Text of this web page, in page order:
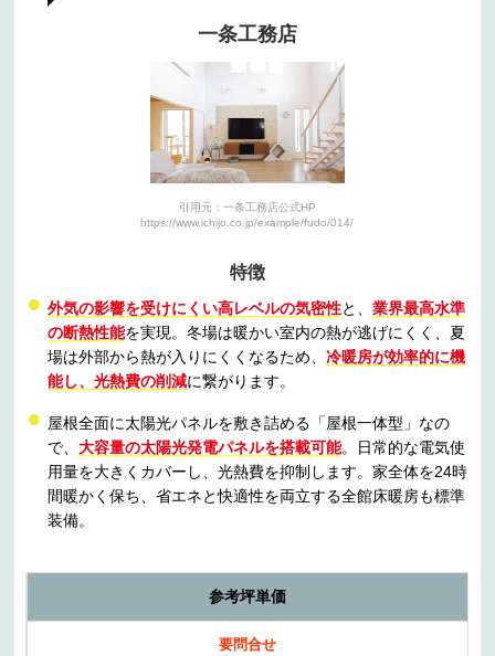
一条工務店
引用元：一条工務店公式HP
https://www.ichijo.co.jp/example/fudo/014/
特徴
外気の影響を受けにくい高レベルの気密性と、業界最高水準
の断熱性能を実現。冬場は暖かい室内の熱が逃げにくく、夏
場は外部から熱が入りにくくなるため、冷暖房が効率的に機
能し、光熱費の削減に繋がります。
屋根全面に太陽光パネルを敷き詰める「屋根一体型」なの
で、大容量の太陽光発電パネルを搭載可能。日常的な電気使
用量を大きくカバーし、光熱費を抑制します。家全体を24時
間暖かく保ち、省エネと快適性を両立する全館床暖房も標準
装備。
参考坪単価
要問合せ